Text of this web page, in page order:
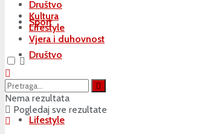
Sport
Društvo
Kultura
Lifestyle
Društvo
Kultura
Lifestyle
Vjera i duhovnost
Nema rezultata
Pogledaj sve rezultate